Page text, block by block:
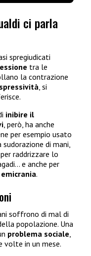
ci parla
spregiudicati
tra le
la contrazione
, si
inibire il
, però, ha anche
per esempio usato
sudorazione di mani,
raddrizzare lo
e anche per
.
soffrono di mal di
popolazione. Una
problema sociale,
volte in un mese.